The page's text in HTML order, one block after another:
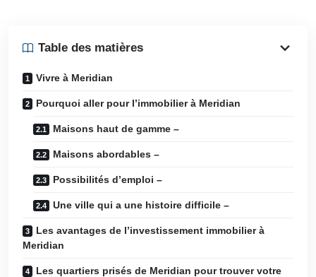
Table des matières
Vivre à Meridian
Pourquoi aller pour l’immobilier à Meridian
Maisons haut de gamme –
Maisons abordables –
Possibilités d’emploi –
Une ville qui a une histoire difficile –
Les avantages de l’investissement immobilier à
Meridian
Les quartiers prisés de Meridian pour trouver votre